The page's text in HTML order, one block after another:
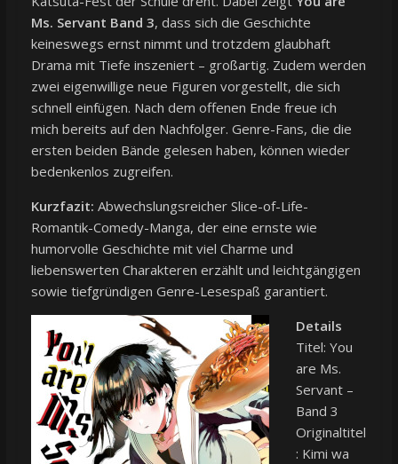
Ms. Servant Band 3, dass sich die Geschichte
keineswegs ernst nimmt und trotzdem glaubhaft
Drama mit Tiefe inszeniert – großartig. Zudem werden
zwei eigenwillige neue Figuren vorgestellt, die sich
schnell einfügen. Nach dem offenen Ende freue ich
mich bereits auf den Nachfolger. Genre-Fans, die die
ersten beiden Bände gelesen haben, können wieder
bedenkenlos zugreifen.
Kurzfazit: Abwechslungsreicher Slice-of-Life-
Romantik-Comedy-Manga, der eine ernste wie
humorvolle Geschichte mit viel Charme und
liebenswerten Charakteren erzählt und leichtgängigen
sowie tiefgründigen Genre-Lesespaß garantiert.
Details
Titel: You
are Ms.
Servant –
Band 3
Originaltitel
: Kimi wa